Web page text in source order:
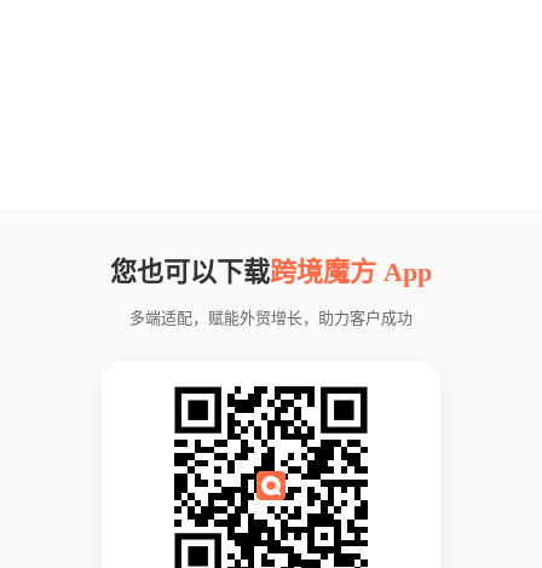
您也可以下载跨境魔方 App
多端适配，赋能外贸增长，助力客户成功